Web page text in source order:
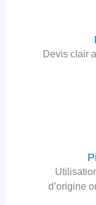
Devis clair
d’origine